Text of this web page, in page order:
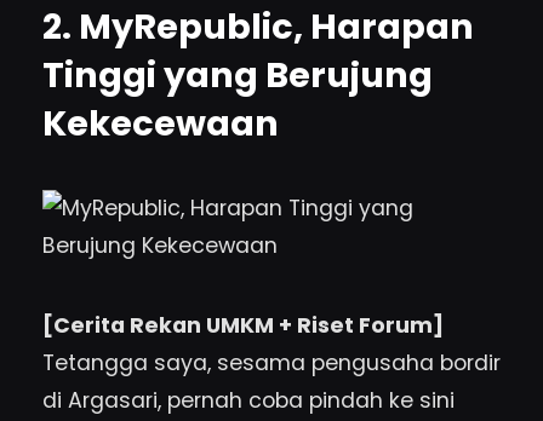
2. MyRepublic, Harapan
Tinggi yang Berujung
Kekecewaan
[Cerita Rekan UMKM + Riset Forum]
Tetangga saya, sesama pengusaha bordir
di Argasari, pernah coba pindah ke sini